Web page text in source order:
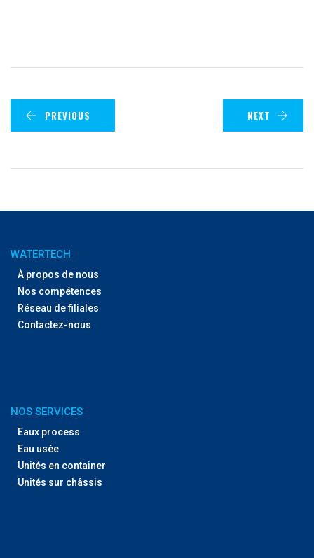
PREVIOUS NEXT
WATERTECH
À propos de nous
Nos compétences
Réseau de filiales
Contactez-nous
NOS SERVICES
Eaux process
Eau usée
Unités en container
Unités sur châssis